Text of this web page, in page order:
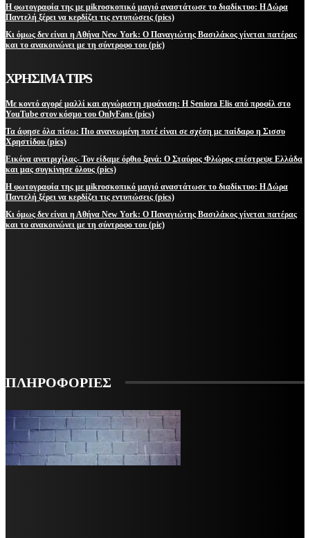
Η φωτογραφία της με μikroσκοπικό μαγιό αναστάτωσε το διαδίκτυο: Η Δώρα
Παντελή ξέρει να κερδίζει τις εντυπώσεις (pics)
Κι όμως δεν είναι η Αθήνα New York: Ο Παναγιώτης Βασιλάκος γίνεται πατέρας
και το ανακοινώνει με τη σύντροφο του (pic)
ΧΡΗΣΙΜΑ TIPS
Με κοντό αγορέ μαλλί και αγνώριστη εμφάνιση: Η Seniora Elis από προφίλ στο
YouTube στον κόσμο του OnlyFans (pics)
Τα άφησε όλα πίσω: Πιο ανανεωμένη ποτέ είναι σε σχέση με παίδαρο η Σισσυ
Χρηστίδου (pics)
Εικόνα ανατριχίλας- Τον είδαμε όρθιο ξανά: Ο Σταύρος Φλώρος επέστρεψε Ελλάδα
και μας συγκίνησε όλους (pics)
Η φωτογραφία της με μikroσκοπικό μαγιό αναστάτωσε το διαδίκτυο: Η Δώρα
Παντελή ξέρει να κερδίζει τις εντυπώσεις (pics)
Κι όμως δεν είναι η Αθήνα New York: Ο Παναγιώτης Βασιλάκος γίνεται πατέρας
και το ανακοινώνει με τη σύντροφο του (pic)
ΠΛΗΡΟΦΟΡΙΕΣ
VARiEMAi
OFFICIAL